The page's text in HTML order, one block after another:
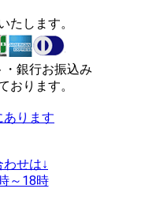
たします。
銀行お振込み
おります。
ります
せは↓
～18時